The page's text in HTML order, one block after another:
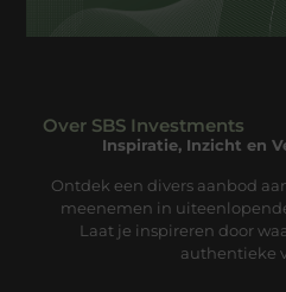
Over SBS Investments
Inspiratie, Inzicht en
Ontdek een divers aanbod
meenemen in
Laat je inspireren door
authentieke